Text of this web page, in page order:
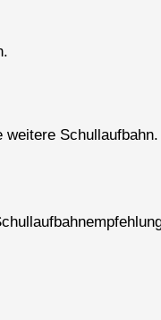
weitere Schullaufbahn.